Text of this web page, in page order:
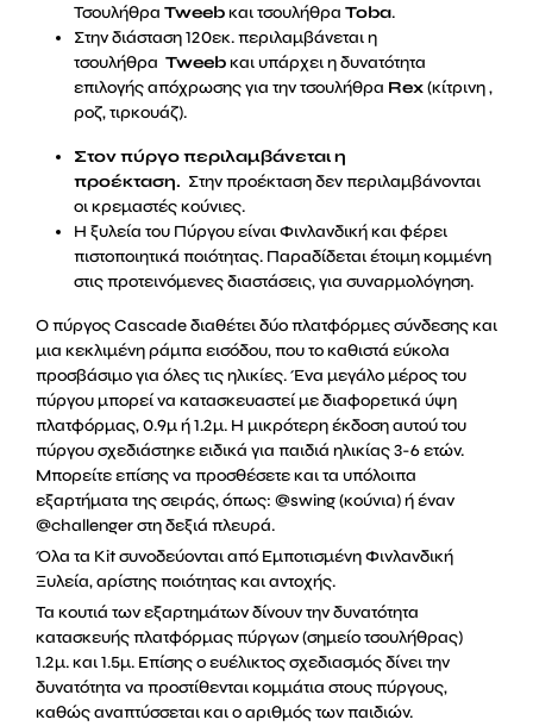
Τσουλήθρα Tweebκαι τσουλήθρα Toba.
Στην διάσταση 120εκ. περιλαμβάνεται η
τσουλήθρα Tweebκαι υπάρχει η δυνατότητα
επιλογής απόχρωσης για την τσουλήθρα Rex(κίτρινη ,
ροζ, τιρκουάζ).
Στον πύργο περιλαμβάνεται η
προέκταση. Στην προέκταση δεν περιλαμβάνονται
οι κρεμαστές κούνιες.
Η ξυλεία του Πύργου είναι Φινλανδική και φέρει
πιστοποιητικά ποιότητας. Παραδίδεται έτοιμη κομμένη
στις προτεινόμενες διαστάσεις, για συναρμολόγηση.
Ο πύργος Cascade διαθέτει δύο πλατφόρμες σύνδεσης και
μια κεκλιμένη ράμπα εισόδου, που το καθιστά εύκολα
προσβάσιμο για όλες τις ηλικίες. Ένα μεγάλο μέρος του
πύργου μπορεί να κατασκευαστεί με διαφορετικά ύψη
πλατφόρμας, 0.9μ ή 1.2μ. Η μικρότερη έκδοση αυτού του
πύργου σχεδιάστηκε ειδικά για παιδιά ηλικίας 3-6 ετών.
Μπορείτε επίσης να προσθέσετε και τα υπόλοιπα
εξαρτήματα της σειράς, όπως: @swing (κούνια) ή έναν
@challenger στη δεξιά πλευρά.
Όλα τα Kit συνοδεύονται από Εμποτισμένη Φινλανδική
Ξυλεία, αρίστης ποιότητας και αντοχής.
Τα κουτιά των εξαρτημάτων δίνουν την δυνατότητα
κατασκευής πλατφόρμας πύργων (σημείο τσουλήθρας)
1.2μ. και 1.5μ. Επίσης ο ευέλικτος σχεδιασμός δίνει την
δυνατότητα να προστίθενται κομμάτια στους πύργους,
καθώς αναπτύσσεται και ο αριθμός των παιδιών.